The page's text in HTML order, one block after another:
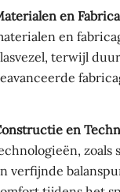
en
en
terwijl
en
verfijnde